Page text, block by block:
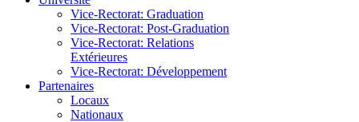
Vice-Rectorat: Graduation
Vice-Rectorat: Post-Graduation
Vice-Rectorat: Relations
Extérieures
Vice-Rectorat: Développement
Partenaires
Locaux
Nationaux